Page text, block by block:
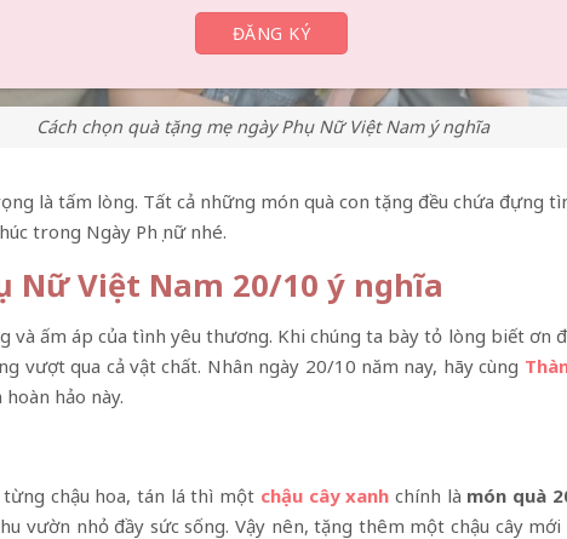
Cách chọn quà tặng mẹ ngày Phụ Nữ Việt Nam ý nghĩa
là tấm lòng. Tất cả những món quà con tặng đều chứa đựng
trong Ngày Phụ nữ nhé.
Nữ Việt Nam 20/10 ý nghĩa
ấm áp của tình yêu thương. Khi chúng ta bày tỏ lòng biết ơn
vượt qua cả vật chất. Nhân ngày 20/10 năm nay, hãy cùng
hảo này.
chậu hoa, tán lá thì một chậu cây xanh chính là món quà
vườn nhỏ đầy sức sống. Vậy nên, tặng thêm một chậu cây